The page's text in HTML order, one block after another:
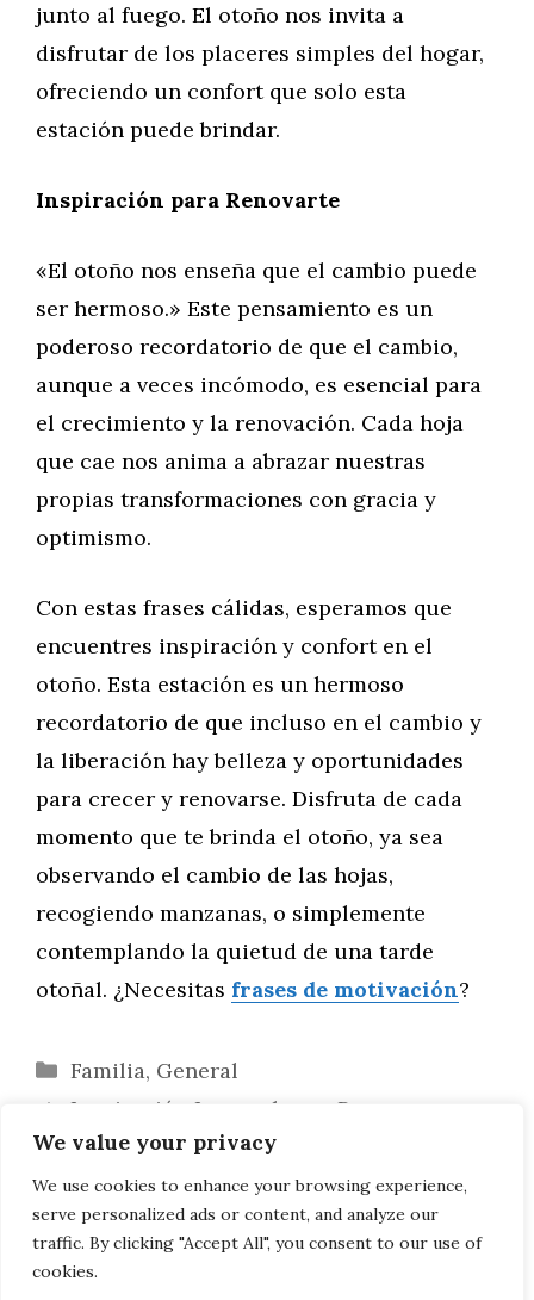
We value your privacy
We use cookies to enhance your browsing experience,
serve personalized ads or content, and analyze our
traffic. By clicking "Accept All", you consent to our use of
cookies.
junto al fuego. El otoño nos invita a
disfrutar de los placeres simples del hogar,
ofreciendo un confort que solo esta
estación puede brindar.
Inspiración para Renovarte
«El otoño nos enseña que el cambio puede
ser hermoso.» Este pensamiento es un
poderoso recordatorio de que el cambio,
aunque a veces incómodo, es esencial para
el crecimiento y la renovación. Cada hoja
que cae nos anima a abrazar nuestras
propias transformaciones con gracia y
optimismo.
Con estas frases cálidas, esperamos que
encuentres inspiración y confort en el
otoño. Esta estación es un hermoso
recordatorio de que incluso en el cambio y
la liberación hay belleza y oportunidades
para crecer y renovarse. Disfruta de cada
momento que te brinda el otoño, ya sea
observando el cambio de las hojas,
recogiendo manzanas, o simplemente
contemplando la quietud de una tarde
otoñal. ¿Necesitas frases de motivación?
Categorías
Familia, General
Inspiración Invernal para Renovar
Energías y Metas
Citas Refrescantes para Disfrutar y
Refrescar el Verano